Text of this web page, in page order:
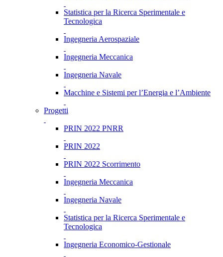
Statistica per la Ricerca Sperimentale e
Tecnologica
Ingegneria Aerospaziale
Ingegneria Meccanica
Ingegneria Navale
Macchine e Sistemi per l’Energia e l’Ambiente
Progetti
PRIN 2022 PNRR
PRIN 2022
PRIN 2022 Scorrimento
Ingegneria Meccanica
Ingegneria Navale
Statistica per la Ricerca Sperimentale e
Tecnologica
Ingegneria Economico-Gestionale